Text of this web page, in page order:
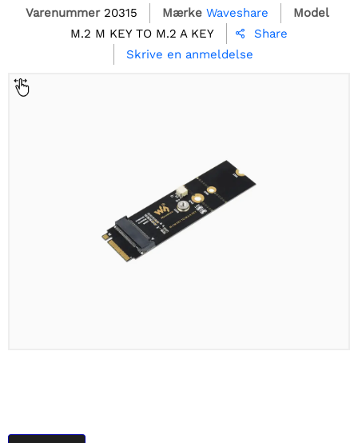
Varenummer 20315 Mærke Waveshare
Model
M.2 M KEY TO M.2 A KEY

Share
Skrive en anmeldelse